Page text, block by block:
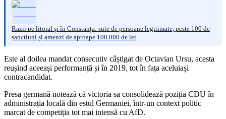
Razii pe litoral și în Constanța: sute de persoane legitimate, peste 100 de
sancțiuni și amenzi de aproape 100.000 de lei
Este al doilea mandat consecutiv câștigat de Octavian Ursu, acesta
reușind aceeași performanță și în 2019, tot în fața aceluiași
contracandidat.
Presa germană notează că victoria sa consolidează poziția CDU în
administrația locală din estul Germaniei, într-un context politic
marcat de competiția tot mai intensă cu AfD.